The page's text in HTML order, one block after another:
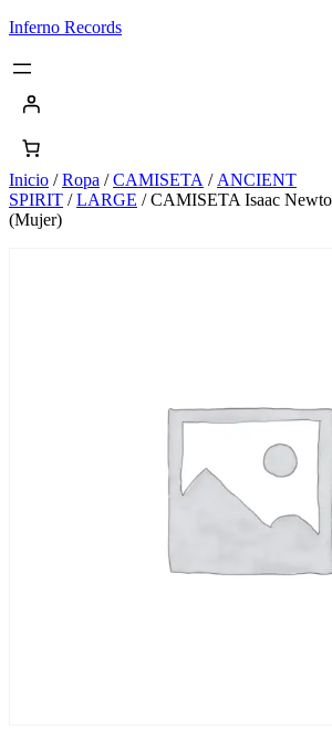
Saltar
contenido
Inferno Records
Inicio /Ropa /CAMISETA / ANCIENT
SPIRIT /LARGE / CAMISETA Isaac
(Mujer)